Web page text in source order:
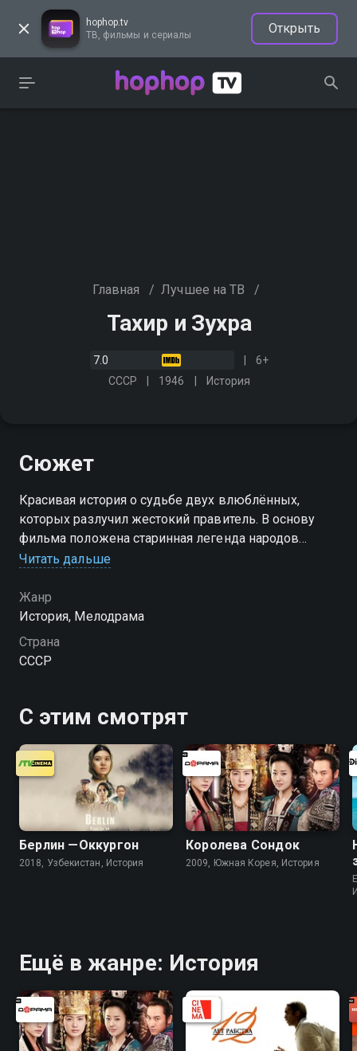
hophop.tv
ТВ, фильмы и сериалы
Открыть
Главная / Лучшее на ТВ /
Тахир и Зухра
7.0
6+
СССР
1946 История
Сюжет
Красивая история о судьбе двух влюблённых,
которых разлучил жестокий правитель. В основу
фильма положена старинная легенда народов
Среднего Кавказа
Читать дальше
Жанр
История, Мелодрама
Страна
СССР
С этим смотрят
Берлин —Оккургон
2018, Узбекистан, История
Королева Сондок
2009, Южная Корея, История
Ещё в жанре: История